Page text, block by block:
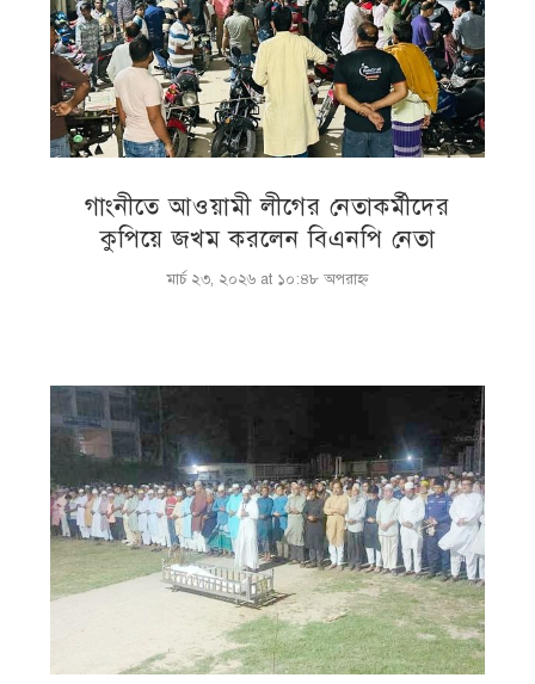
গাংনীতে আওয়ামী লীগের নেতাকর্মীদের
কুপিয়ে জখম করলেন বিএনপি নেতা
মার্চ ২৩, ২০২৬ at ১০:৪৮ অপরাহ্ণ